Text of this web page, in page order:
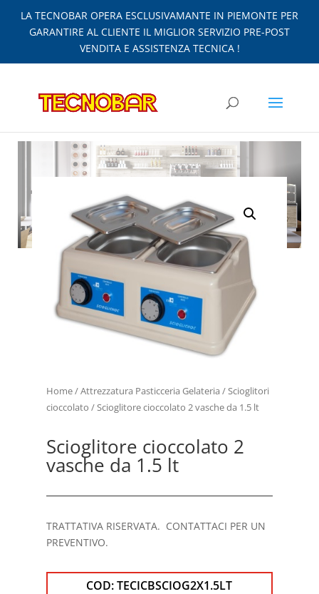
LA TECNOBAR OPERA ESCLUSIVAMANTE IN PIEMONTE PER
GARANTIRE AL CLIENTE IL MIGLIOR SERVIZIO PRE-POST
VENDITA E ASSISTENZA TECNICA !
Home/Attrezzatura Pasticceria Gelateria /Scioglitori
cioccolato / Scioglitore cioccolato 2 vasche da 1.5 lt
Scioglitore cioccolato 2
vasche da 1.5 lt
TRATTATIVA RISERVATA. CONTATTACI PER UN
PREVENTIVO.
COD:TECICBSCIOG2X1.5LT